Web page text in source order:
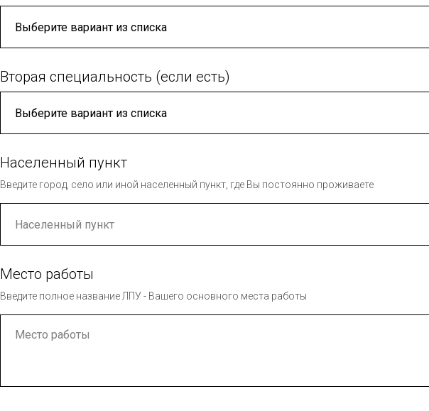
Вторая специальность (если есть)
Населенный пункт
Введите город, село или иной населенный пункт, где Вы постоянно проживаете
Место работы
Введите полное название ЛПУ - Вашего основного места работы